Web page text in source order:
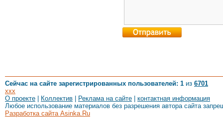
Сейчас на сайте зарегистрированных пользователей: 1 из 6701
xxx
О проекте
Коллектив Реклама на сайте
контактная информация
Любое использование материалов без разрешения автора сайта
Разработка сайта Asinka.Ru